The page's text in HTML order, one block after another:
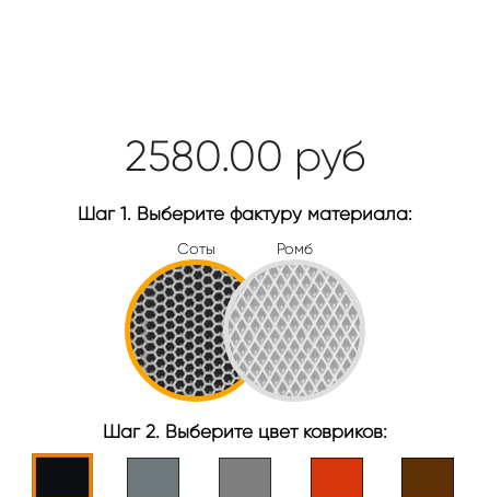
2580.00 руб
Шаг 1. Выберите фактуру материала:
Соты Ромб
Шаг 2. Выберите цвет ковриков: